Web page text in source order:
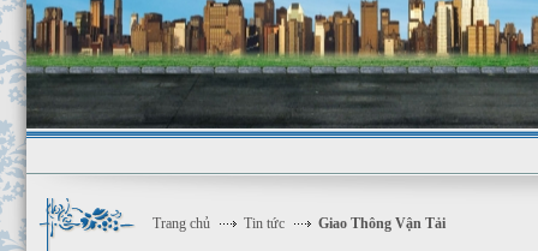
Trang chủ Tin tức Giao Thông Vận Tải